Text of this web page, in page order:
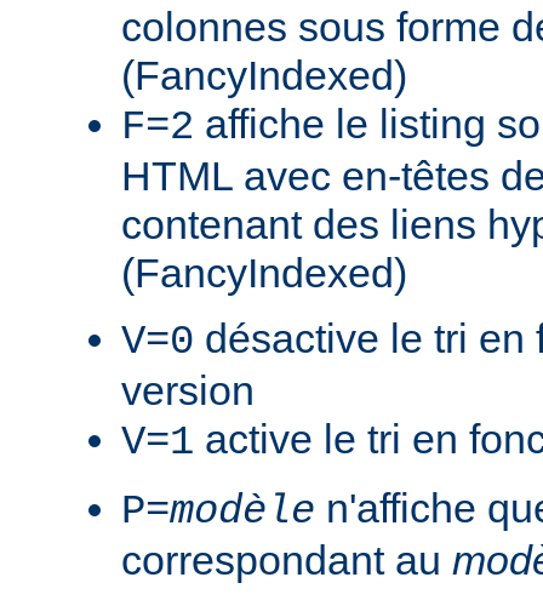
colonnes sous forme
(FancyIndexed)
F=2 affiche le listing
HTML avec en-têtes
contenant des liens
(FancyIndexed)
V=0 désactive le tri en
version
V=1 active le tri en
P=modèle n'affiche
correspondant au